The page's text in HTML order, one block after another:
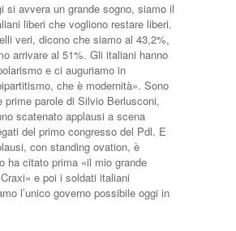
si avvera un grande sogno, siamo il
liberi che vogliono restare liberi.
veri, dicono che siamo al 43,2%,
arrivare al 51%. Gli italiani hanno
e ci auguriamo in
che è modernità». Sono
prime parole di Silvio Berlusconi,
scatenato applausi a scena
del primo congresso del Pdl. E
con standing ovation, è
ha citato prima «il mio grande
e poi i soldati italiani
l’unico governo possibile oggi in